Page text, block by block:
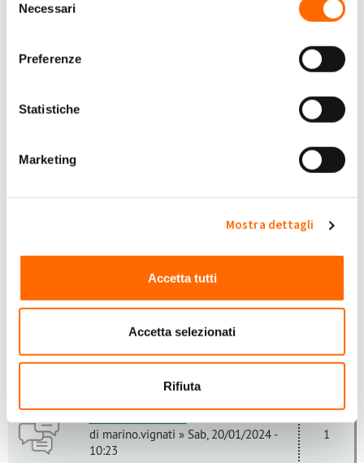
delNecessari
Preferenze
Statistiche
Marketing
Mostra dettagli
Accetta tutti
Accetta selezionati
Rifiuta
1
Inverter Aurora Power One 6kw -
0
Inverter Power one in blocco
dilunagas» Dom, 09/02/2020 - 17:00
18
inverter power one spento 0
Inverter riso low
di marino.vignati » Sab, 20/01/2024 -
10:23
1